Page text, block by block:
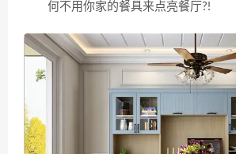
何不用你家的餐具来点亮餐厅?!